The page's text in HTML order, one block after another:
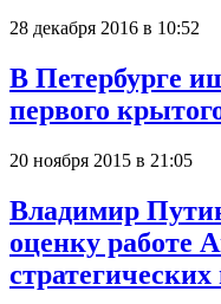
28 декабря 2016 в 10:52
В Петербурге
первого
20 ноября 2015 в 21:05
Владимир
оценку работе